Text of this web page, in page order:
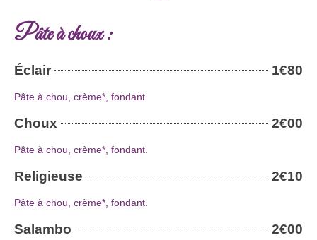
Pâte à choux :
Éclair 1€80
Pâte à chou, crème*, fondant.
Choux 2€00
Pâte à chou, crème*, fondant.
Religieuse 2€10
Pâte à chou, crème*, fondant.
Salambo 2€00